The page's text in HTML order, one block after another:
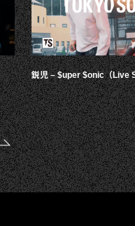
鋭児 – $uper $onic（Live